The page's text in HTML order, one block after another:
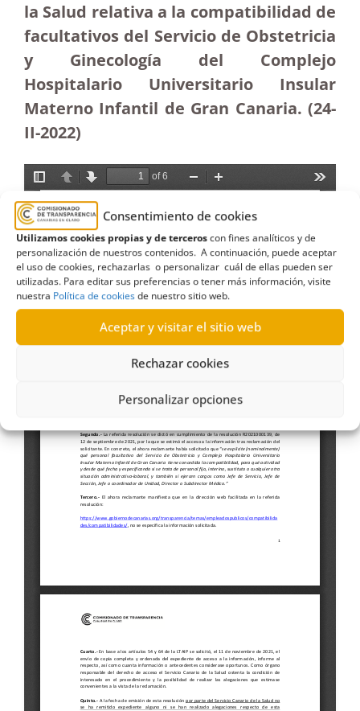
Consentimiento de cookies
Utilizamos cookies propias y de terceroscon fines analíticos y de
personalización de nuestros contenidos. A continuación, puede aceptar
el uso de cookies, rechazarlas o personalizar cuál de ellas pueden ser
utilizadas. Para editar sus preferencias o tener más información, visite
nuestra Política de cookiesde nuestro sitio web.
Aceptar y visitar el sitio web
Rechazar cookies
Personalizar opciones
la Salud relativa a la compatibilidad de
facultativos del Servicio de Obstetricia
y Ginecología del Complejo
Hospitalario Universitario Insular
Materno Infantil de Gran Canaria. (24-
II-2022)